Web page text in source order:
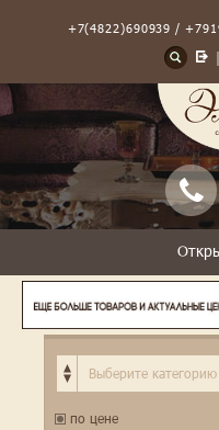
+7(4822)690939 /
по цене